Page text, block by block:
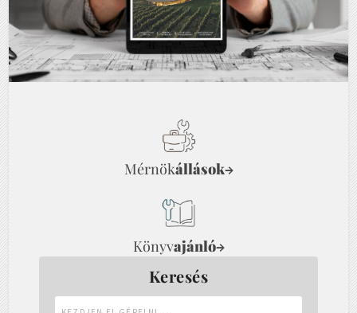
Mérnökállások→
Könyvajánló→
Keresés